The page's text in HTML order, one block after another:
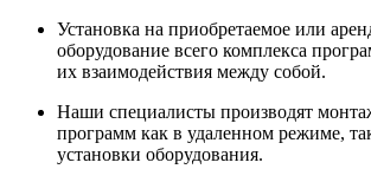
Установка на приобретаемое или
оборудование всего комплекса
их взаимодействия между собой.
Наши специалисты производят
программ как в удаленном режиме,
установки оборудования.